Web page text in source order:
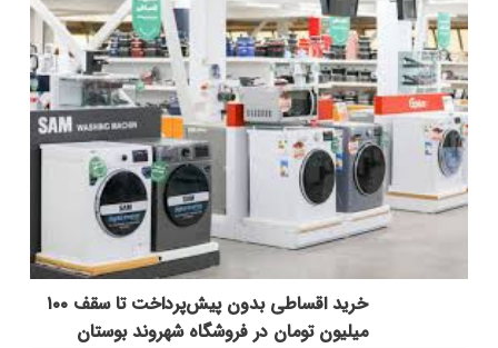
خرید اقساطی بدون پیش‌پرداخت تا سقف ۱۰۰
میلیون تومان در فروشگاه شهروند بوستان